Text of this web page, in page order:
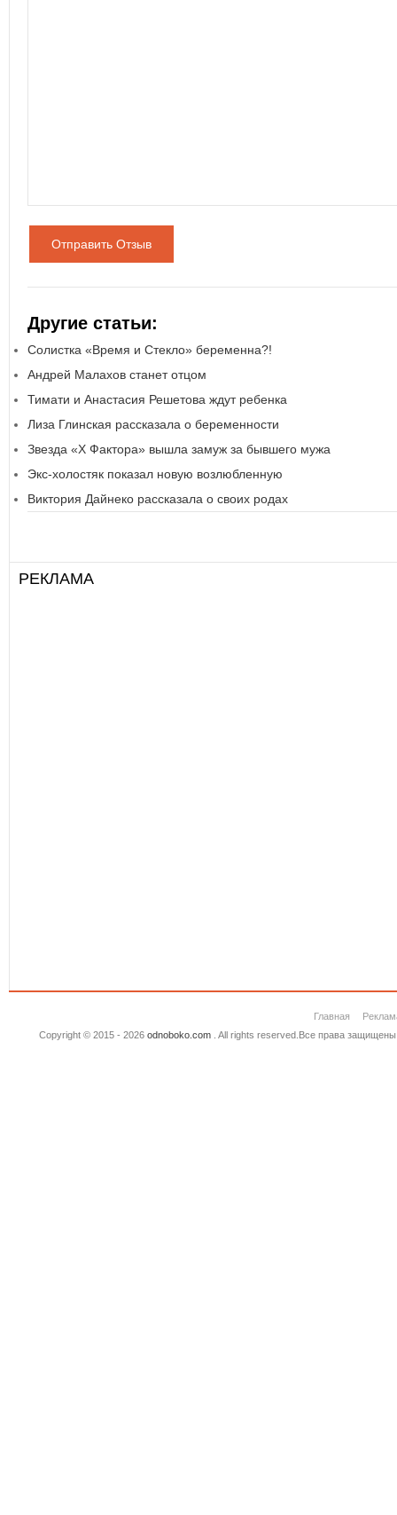
Отправить Отзыв
Другие статьи:
Солистка «Время и Стекло» беременна?!
Андрей Малахов станет отцом
Тимати и Анастасия Решетова ждут ребенка
Лиза Глинская рассказала о беременности
Звезда «Х Фактора» вышла замуж за бывшего мужа
Экс-холостяк показал новую возлюбленную
Виктория Дайнеко рассказала о своих родах
РЕКЛАМА
Главная
Copyright © 2015 - 2026 odnoboko.com. All rights reserved.Все права защищены.